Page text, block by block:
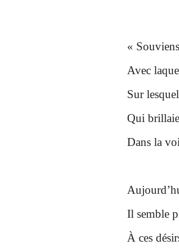
«
Avec
Sur
Qui
Dans la
Il semble
À ces